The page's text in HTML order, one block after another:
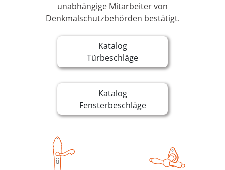
unabhängige Mitarbeiter von
Denkmalschutzbehörden bestätigt.
Katalog
Türbeschläge
Katalog
Fensterbeschläge